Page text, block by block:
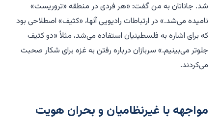
شد. جاناتان به من گفت: «هر فردی در منطقه «تروریست»
نامیده می‌شد.» در ارتباطات رادیویی آنها، «کثیف» اصطلاحی بود
که برای اشاره به فلسطینیان استفاده می‌شد، مثلاً «دو کثیف
جلوتر می‌بینیم.» سربازان درباره رفتن به غزه برای شکار صحبت
می‌کردند.
مواجهه با غیرنظامیان و بحران هویت